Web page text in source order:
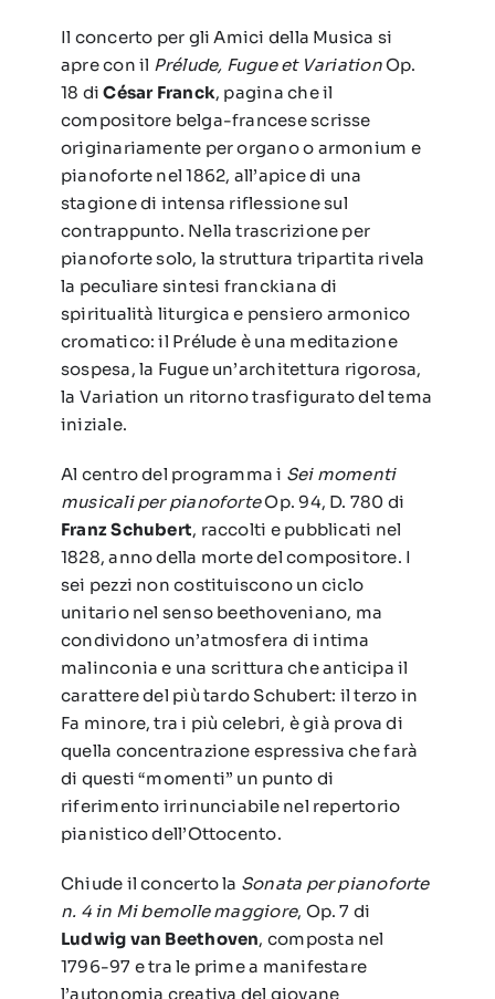
Il concerto per gli Amici della Musica si
apre con il Prélude, Fugue et VariationOp.
18 diCésar Franck, pagina che il
compositore belga-francese scrisse
originariamente per organo o armonium e
pianoforte nel 1862, all’apice di una
stagione di intensa riflessione sul
contrappunto. Nella trascrizione per
pianoforte solo, la struttura tripartita rivela
la peculiare sintesi franckiana di
spiritualità liturgica e pensiero armonico
cromatico: il Prélude è una meditazione
sospesa, la Fugue un’architettura rigorosa,
la Variation un ritorno trasfigurato del tema
iniziale.
Al centro del programma i Sei momenti
musicali per pianoforteOp. 94, D. 780 di
Franz Schubert, raccolti e pubblicati nel
1828, anno della morte del compositore. I
sei pezzi non costituiscono un ciclo
unitario nel senso beethoveniano, ma
condividono un’atmosfera di intima
malinconia e una scrittura che anticipa il
carattere del più tardo Schubert: il terzo in
Fa minore, tra i più celebri, è già prova di
quella concentrazione espressiva che farà
di questi “momenti” un punto di
riferimento irrinunciabile nel repertorio
pianistico dell’Ottocento.
Chiude il concerto la Sonata per pianoforte
n. 4 in Mi bemolle maggiore, Op. 7 di
Ludwig van Beethoven, composta nel
1796-97 e tra le prime a manifestare
l’autonomia creativa del giovane